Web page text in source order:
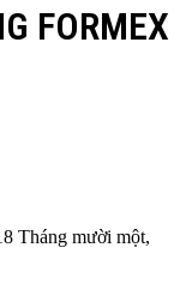
FORMEX
Tháng mười một,